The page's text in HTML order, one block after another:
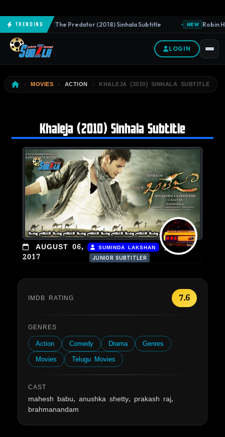
TrendingNEW The Predator (2018) Sinhala Subtitle NEW Robin
LOGIN
MOVIES ACTION KHALEJA (2010) SINHALA SUBTITLE
Khaleja (2010) Sinhala Subtitle
AUGUST 06,
2017
SUMINDA LAKSHAN |
JUNIOR SUBTITLER
IMDB RATING 7.6
GENRES
Action Comedy Drama
Genres
Movies
Telugu Movies
CAST
mahesh babu, anushka shetty, prakash raj,
brahmanandam